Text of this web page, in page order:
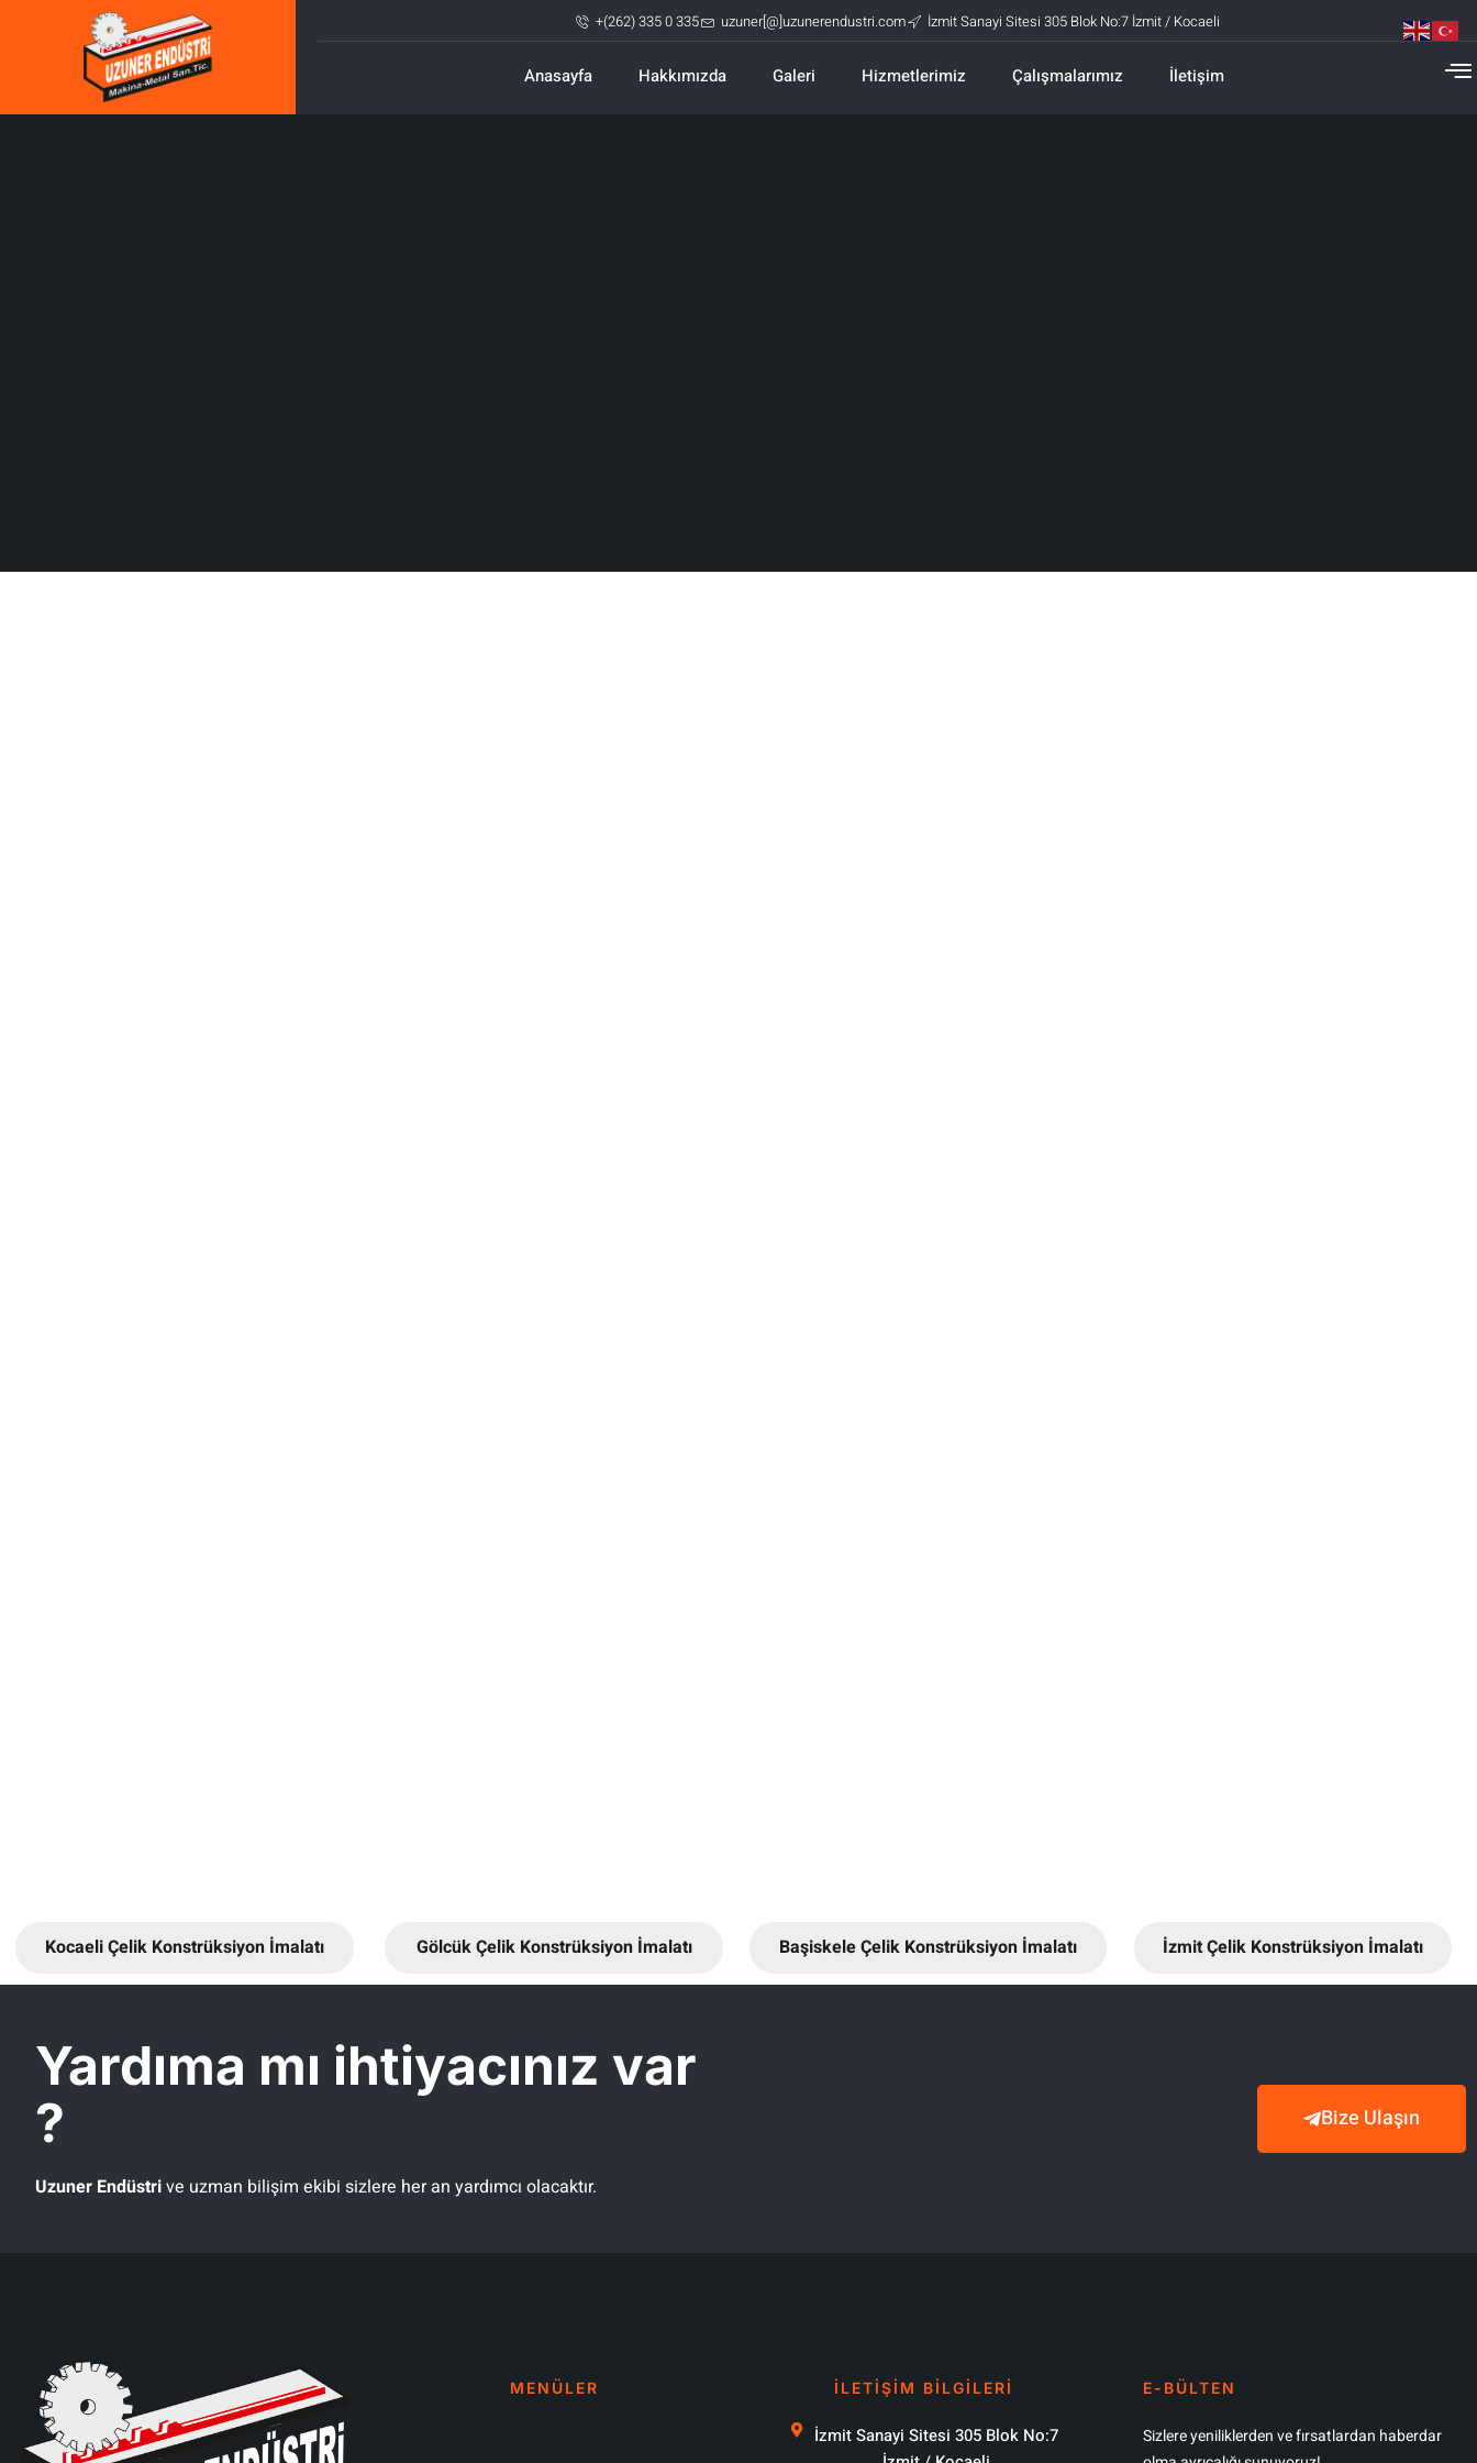
+(262) 335 0 335 uzuner[@]uzunerendustri.com İzmit Sanayi Sitesi 305 Blok No:7 İzmit / Kocaeli
Anasayfa Hakkımızda Galeri Hizmetlerimiz Çalışmalarımız İletişim
Kocaeli Çelik Konstrüksiyon İmalatı Gölcük Çelik Konstrüksiyon İmalatı Başiskele Çelik Konstrüksiyon İmalatı İzmit Çelik Konstrüksiyon İmalatı
Yardıma mı ihtiyacınız var
?
Uzuner Endüstrive uzman bilişim ekibi sizlere her an yardımcı olacaktır.
Bize Ulaşın
MENÜLER ILETİŞİM BİLGİLERİ
İzmit Sanayi Sitesi 305 Blok No:7
E-BÜLTEN
Sizlere yeniliklerden ve fırsatlardan haberdar